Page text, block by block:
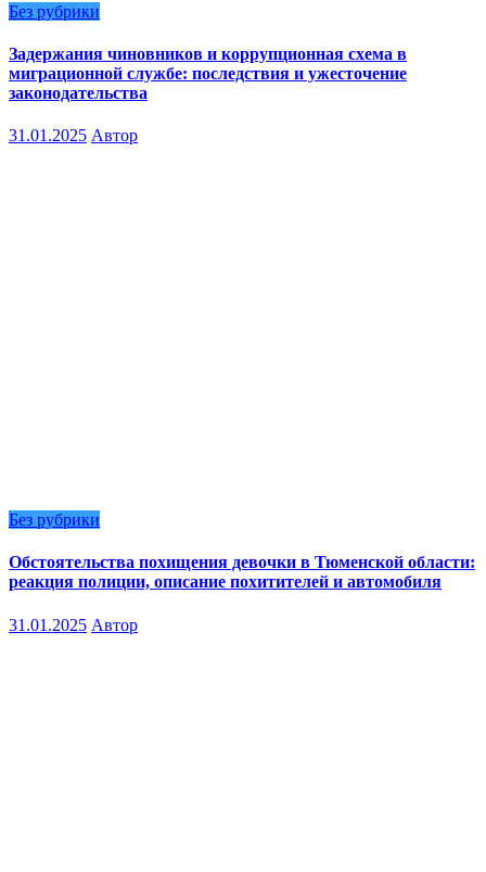
Без рубрики
Задержания чиновников и коррупционная схема в
миграционной службе: последствия и ужесточение
законодательства
31.01.2025 Автор
Без рубрики
Обстоятельства похищения девочки в Тюменской области:
реакция полиции, описание похитителей и автомобиля
31.01.2025 Автор